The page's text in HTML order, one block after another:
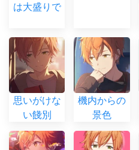
は大盛りで
思いがけな
い餞別
機内からの
景色